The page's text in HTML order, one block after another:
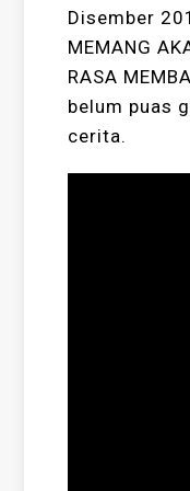
Disember
MEMANG
RASA
belum puas
cerita.